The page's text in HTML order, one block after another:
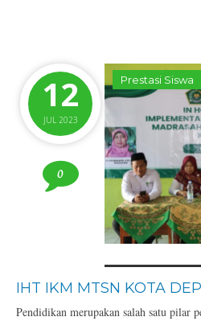
12
JUL 2023
0
Prestasi Siswa
IHT IKM MTSN KOTA
Pendidikan merupakan salah satu pilar